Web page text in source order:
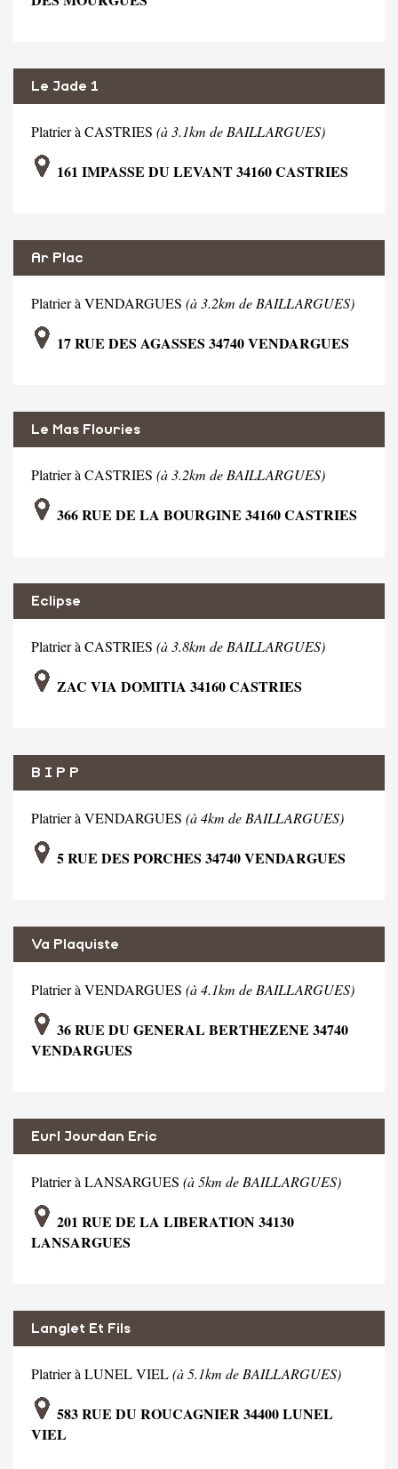
Le Jade 1
Platrier à CASTRIES (à 3.1km de BAILLARGUES)
161 IMPASSE DU LEVANT 34160 CASTRIES
Ar Plac
Platrier à VENDARGUES (à 3.2km de BAILLARGUES)
17 RUE DES AGASSES 34740 VENDARGUES
Le Mas Flouries
Platrier à CASTRIES (à 3.2km de BAILLARGUES)
366 RUE DE LA BOURGINE 34160 CASTRIES
Eclipse
Platrier à CASTRIES (à 3.8km de BAILLARGUES)
ZAC VIA DOMITIA 34160 CASTRIES
B I P P
Platrier à VENDARGUES (à 4km de BAILLARGUES)
5 RUE DES PORCHES 34740 VENDARGUES
Va Plaquiste
Platrier à VENDARGUES (à 4.1km de BAILLARGUES)
36 RUE DU GENERAL BERTHEZENE 34740
VENDARGUES
Eurl Jourdan Eric
Platrier à LANSARGUES (à 5km de BAILLARGUES)
201 RUE DE LA LIBERATION 34130
LANSARGUES
Langlet Et Fils
Platrier à LUNEL VIEL(à 5.1km de BAILLARGUES)
583 RUE DU ROUCAGNIER 34400 LUNEL
VIEL